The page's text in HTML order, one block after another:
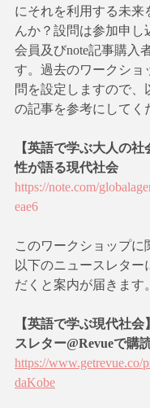
にそれを利用する未来
んか？設問は参加申し
会員及びnote記事購入
す。過去のワークショ
問を設定しますので、
の記事を参考にしてく
【英語で学ぶ大人の
性が語る現代社会
https://note.com/
eae6
このワークショップに
以下のニュースレター
だくと案内が届きます。
【英語で学ぶ現代社
スレター@Revueで購
https://www.getrevue.co/
daKobe